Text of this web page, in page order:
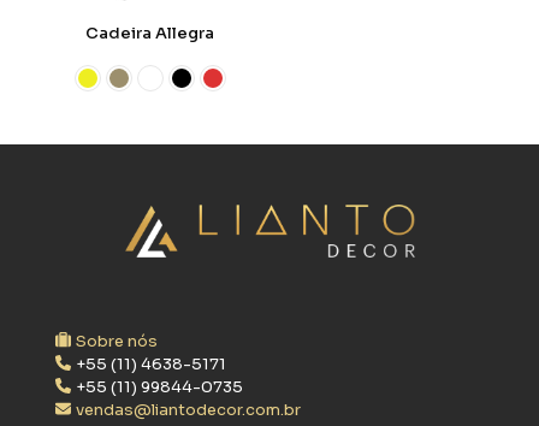
Cadeira Allegra
Sobre nós
+55 (11) 4638-5171
+55 (11) 99844-0735
vendas@liantodecor.com.br